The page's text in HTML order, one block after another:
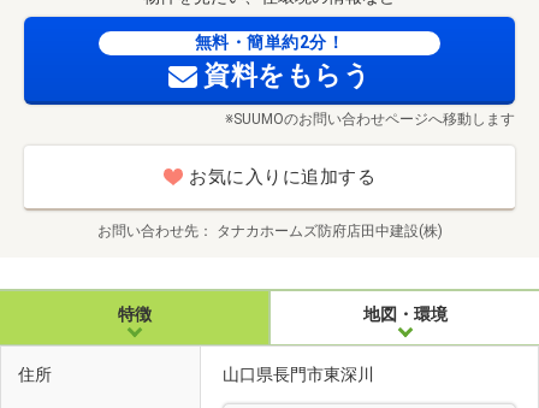
無料・簡単約2分！
資料をもらう
※SUUMOのお問い合わせページへ移動します
お気に入りに追加する
お問い合わせ先 タナカホームズ防府店田中建設(株)
特徴 地図・環境
住所 山口県長門市東深川